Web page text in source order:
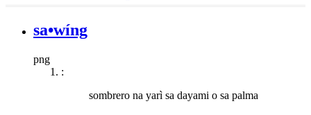
sa•wíng
png
:
sombrero na yarì sa dayami o sa palma